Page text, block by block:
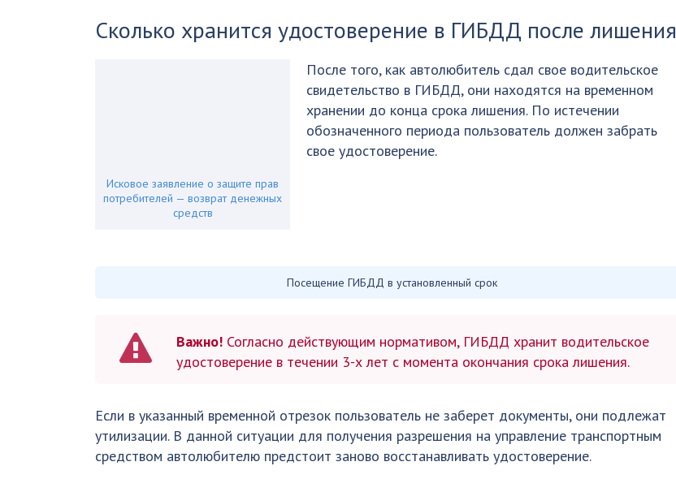
Сколько хранится удостоверение в ГИБДД после лишения
Исковое заявление о защите прав
потребителей — возврат денежных
средств
После того, как автолюбитель сдал свое водительское
свидетельство в ГИБДД, они находятся на временном
хранении до конца срока лишения. По истечении
обозначенного периода пользователь должен забрать
свое удостоверение.
Посещение ГИБДД в установленный срок
Важно! Согласно действующим нормативом, ГИБДД хранит водительское
удостоверение в течении 3-х лет с момента окончания срока лишения.
Если в указанный временной отрезок пользователь не заберет документы, они подлежат
утилизации. В данной ситуации для получения разрешения на управление транспортным
средством автолюбителю предстоит заново восстанавливать удостоверение.